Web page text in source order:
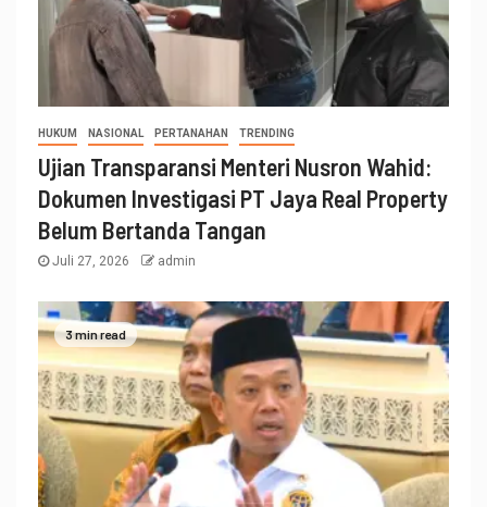
HUKUM NASIONAL PERTANAHAN TRENDING
Ujian Transparansi Menteri Nusron Wahid:
Dokumen Investigasi PT Jaya Real Property
Belum Bertanda Tangan
Juli 27, 2026 admin
3 min read